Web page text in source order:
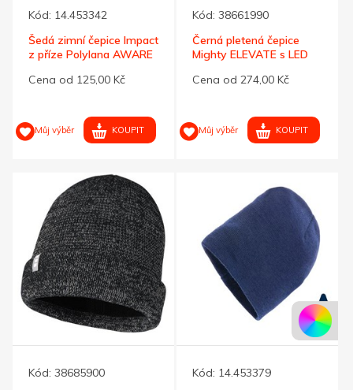
Kód: 14.453342
Šedá zimní čepice Impact
z příze Polylana AWARE
Cena od 125,00 Kč
Můj výběr KOUPIT
Kód: 38661990
Černá pletená čepice
Mighty ELEVATE s LED
Cena od 274,00 Kč
Můj výběr KOUPIT
Kód: 38685900
Kód: 14.453379